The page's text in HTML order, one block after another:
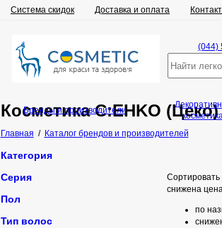
Система скидок Доставка и оплата
(044)
Косметика C:EHKO (Цеко)
Главная / Каталог брендов и производителей
Сортировать
снижена
по
Бренды и производители
Категория
Серия
Пол
Тип волос